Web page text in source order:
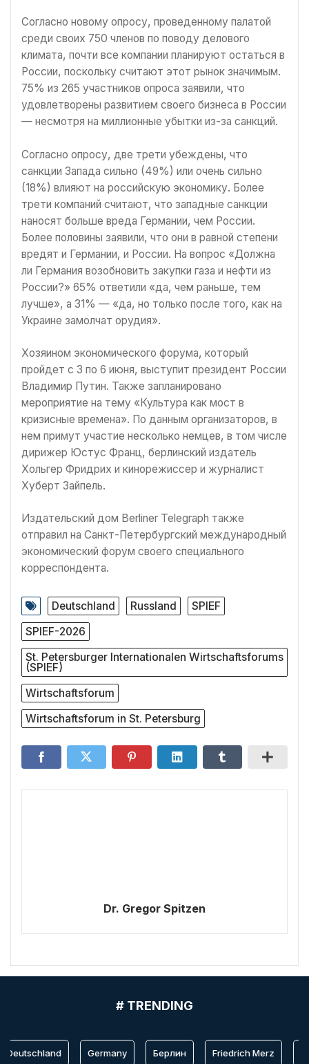
Согласно новому опросу, проведенному палатой
среди своих 750 членов по поводу делового
климата, почти все компании планируют остаться в
России, поскольку считают этот рынок значимым.
75% из 265 участников опроса заявили, что
удовлетворены развитием своего бизнеса в России
— несмотря на миллионные убытки из-за санкций.
Согласно опросу, две трети убеждены, что
санкции Запада сильно (49%) или очень сильно
(18%) влияют на российскую экономику. Более
трети компаний считают, что западные санкции
наносят больше вреда Германии, чем России.
Более половины заявили, что они в равной степени
вредят и Германии, и России. На вопрос «Должна
ли Германия возобновить закупки газа и нефти из
России?» 65% ответили «да, чем раньше, тем
лучше», а 31% — «да, но только после того, как на
Украине замолчат орудия».
Хозяином экономического форума, который
пройдет с 3 по 6 июня, выступит президент России
Владимир Путин. Также запланировано
мероприятие на тему «Культура как мост в
кризисные времена». По данным организаторов, в
нем примут участие несколько немцев, в том числе
дирижер Юстус Франц, берлинский издатель
Хольгер Фридрих и кинорежиссер и журналист
Хуберт Зайпель.
Издательский дом Berliner Telegraph также
отправил на Санкт-Петербургский международный
экономический форум своего специального
корреспондента.
Deutschland Russland
SPIEF
SPIEF-2026
St. Petersburger Internationalen Wirtschaftsforums
(SPIEF)
Wirtschaftsforum
Wirtschaftsforum in St. Petersburg
Dr. Gregor Spitzen
# TRENDING
Deutschland Germany Берлин Friedrich Merz